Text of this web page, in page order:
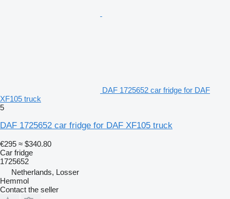
DAF 1725652 car fridge for DAF
XF105 truck
5
DAF 1725652 car fridge for DAF XF105 truck
€295 ≈ $340.80
Car fridge
1725652
Netherlands, Losser
Hemmol
Contact the seller